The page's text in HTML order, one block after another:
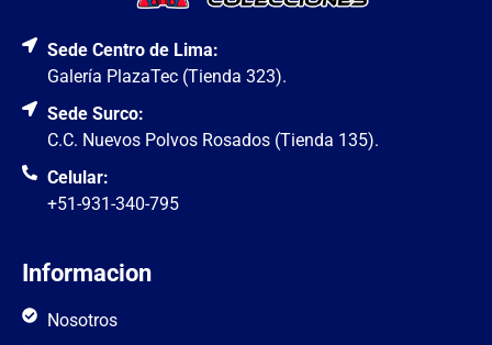
Sede Centro de Lima:
Galería PlazaTec (Tienda 323).
Sede Surco:
C.C. Nuevos Polvos Rosados (Tienda 135).
Celular:
+51-931-340-795
Informacion
Nosotros